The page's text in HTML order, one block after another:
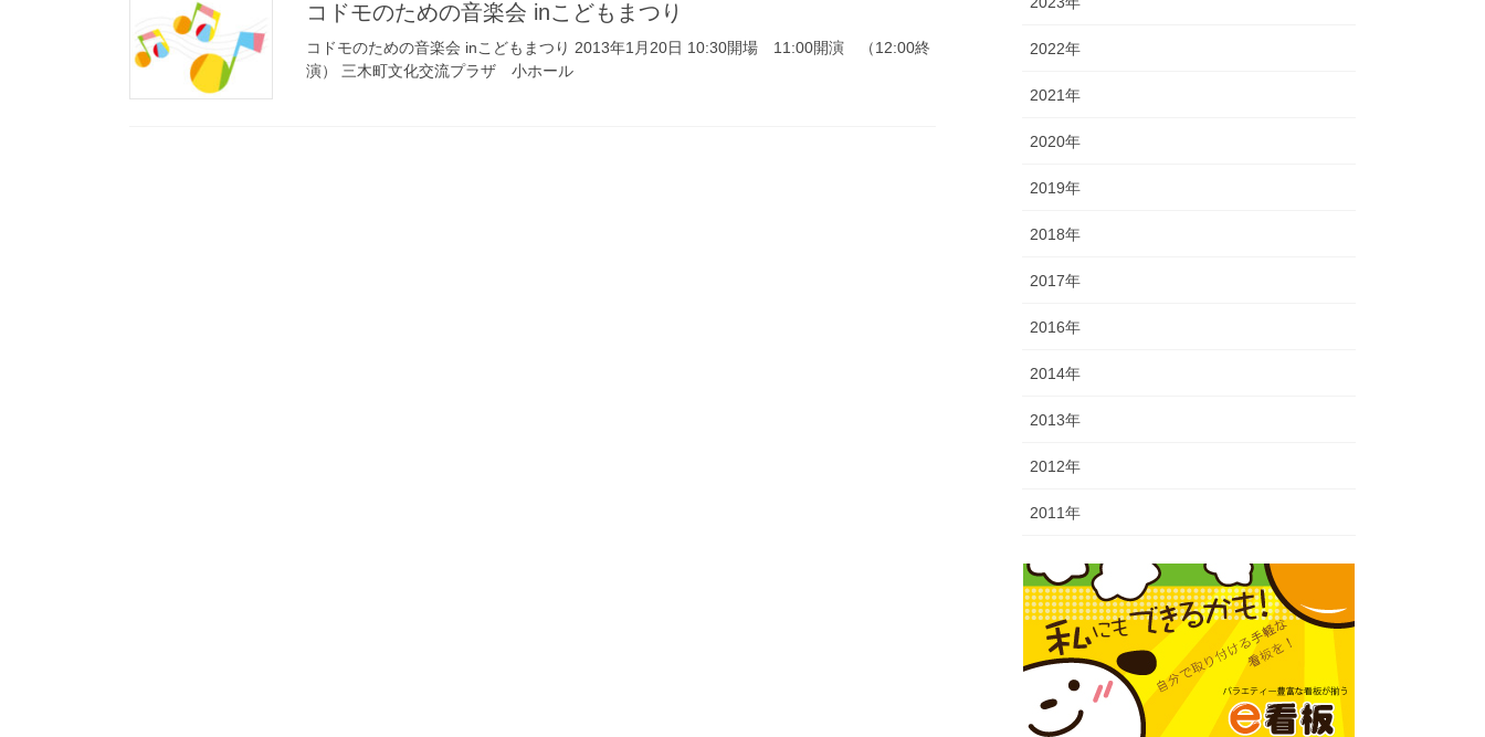
コドモのための音楽会 inこどもまつり
コドモのための音楽会 inこどもまつり 2013年1月20日 10:30開場 11:00開演 （12:00終
演） 三木町文化交流プラザ 小ホール
2022年
2021年
2020年
2019年
2018年
2017年
2016年
2014年
2013年
2012年
2011年